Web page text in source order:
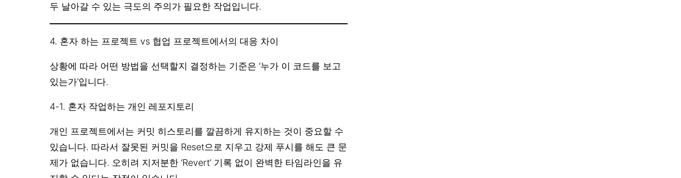
두 날아갈 수 있는 극도의 주의가 필요한 작업입니다.
4. 혼자 하는 프로젝트 vs 협업 프로젝트에서의 대응 차이
상황에 따라 어떤 방법을 선택할지 결정하는 기준은 ‘누가 이 코드를 보고
있는가’입니다.
4-1. 혼자 작업하는 개인 레포지토리
개인 프로젝트에서는 커밋 히스토리를 깔끔하게 유지하는 것이 중요할 수
있습니다. 따라서 잘못된 커밋을 Reset으로 지우고 강제 푸시를 해도 큰 문
제가 없습니다. 오히려 지저분한 ‘Revert’ 기록 없이 완벽한 타임라인을 유